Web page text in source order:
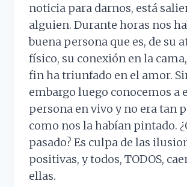
noticia para darnos, está
alguien. Durante horas nos
buena persona que es, de su
físico, su conexión en la
fin ha triunfado en el amor.
embargo luego conocemos a
persona en vivo y no era tan
como nos la habían pintado.
pasado? Es culpa de las
positivas, y todos, TODOS,
ellas.